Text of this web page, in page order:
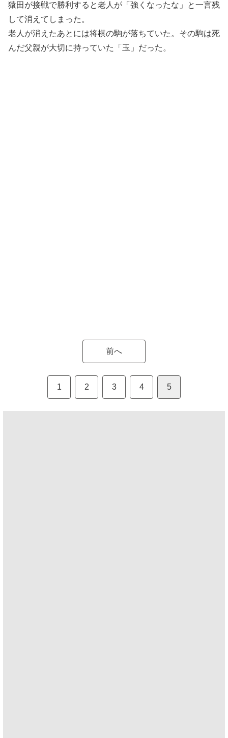
猿田が接戦で勝利すると老人が「強くなったな」と一言残
して消えてしまった。
老人が消えたあとには将棋の駒が落ちていた。その駒は死
んだ父親が大切に持っていた「玉」だった。
前へ
1 2 3 4 5